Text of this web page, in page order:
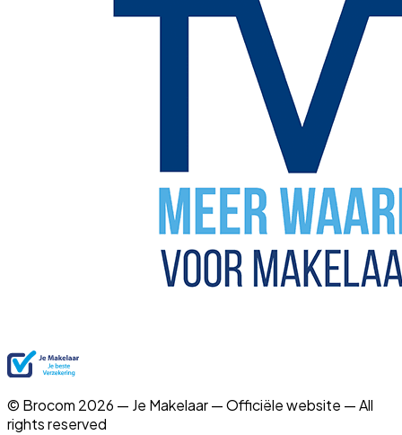
© Brocom 2026 — Je Makelaar — Officiële website — All
rights reserved